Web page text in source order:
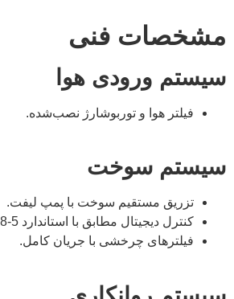
مشخصات فنی
سیستم ورودی هوا
فیلتر هوا و توربوشارژ نصب‌شده.
سیستم سوخت
تزریق مستقیم سوخت با پمپ لیفت.
کنترل دیجیتال مطابق با استاندارد ISO 8528-5 کلاس G2.
فیلترهای چرخشی با جریان کامل.